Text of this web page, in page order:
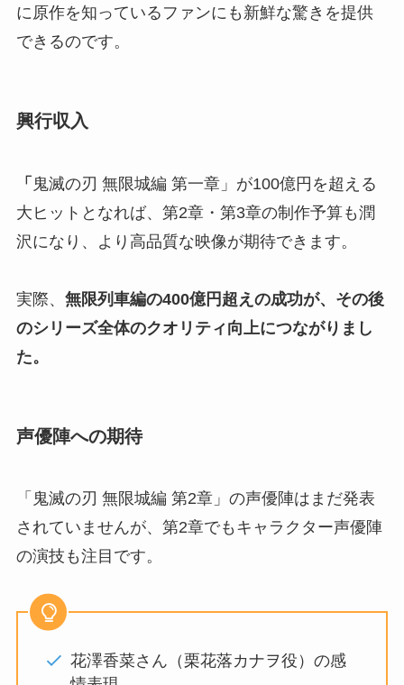
に原作を知っているファンにも新鮮な驚きを提供
できるのです。
興行収入
「 鬼滅の刃 無限城編 第一章」が100億円を超える
大ヒットとなれば、第2章・第3章の制作予算も潤
沢になり、より高品質な映像が期待できます。
実際、 無限列車編の400億円超えの成功が、その後
のシリーズ全体のクオリティ向上につながりまし
た。
声優陣への期待
「鬼滅の刃 無限城編 第2章」の声優陣はまだ発表
されていませんが、第2章でもキャラクター声優陣
の演技も注目です。
花澤香菜さん（栗花落カナヲ役）の感